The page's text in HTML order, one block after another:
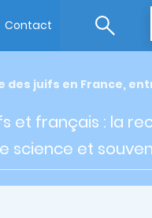
Contact
juifs en France,
et français : la
science et